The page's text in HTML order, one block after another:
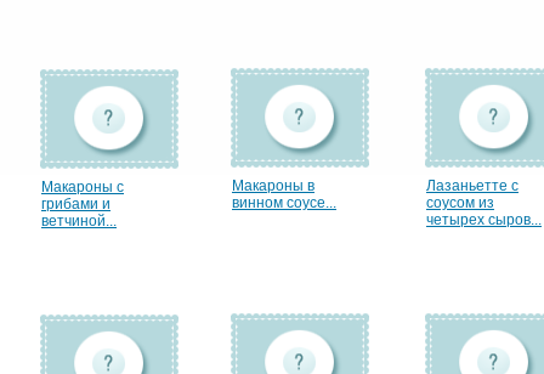
Макароны с
грибами и
ветчиной...
Макароны в
винном соусе...
Лазаньетте с
соусом из
четырех сыров...